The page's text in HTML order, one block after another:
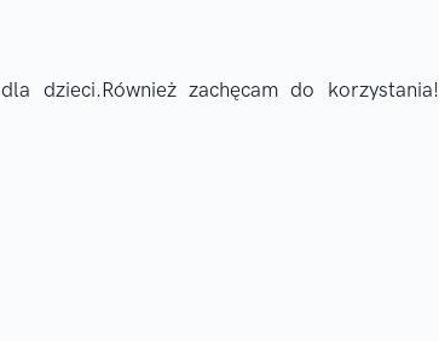
dzieci.Również zachęcam do